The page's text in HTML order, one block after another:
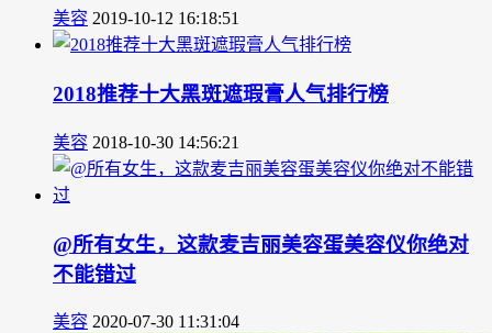
美容 2019-10-12 16:18:51
2018推荐十大黑斑遮瑕膏人气排行榜
美容 2018-10-30 14:56:21
@所有女生，这款麦吉丽美容蛋美容仪你绝对
不能错过
美容 2020-07-30 11:31:04